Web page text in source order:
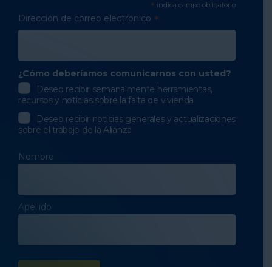
* indica campo obligatorio
Dirección de correo electrónico *
¿Cómo deberíamos comunicarnos con usted?
Deseo recibir semanalmente herramientas,
recursos y noticias sobre la falta de vivienda
Deseo recibir noticias generales y actualizaciones
sobre el trabajo de la Alianza
Nombre
Apellido